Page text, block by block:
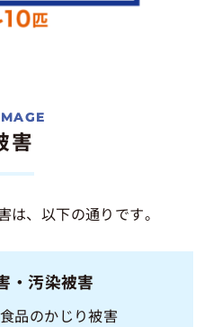
害
は、以下の通りです。
・汚染被害
食品のかじり被害